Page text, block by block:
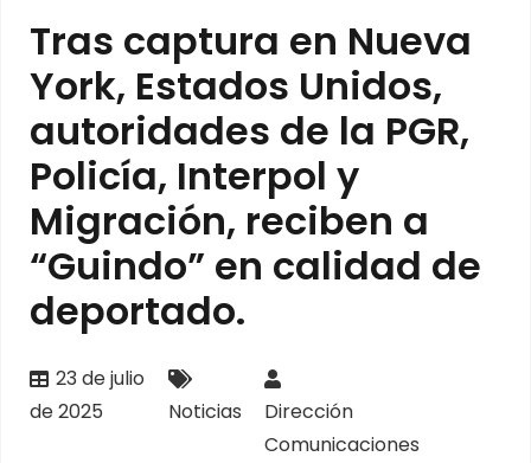
Tras captura en Nueva
York, Estados Unidos,
autoridades de la PGR,
Policía, Interpol y
Migración, reciben a
“Guindo” en calidad de
deportado.
23 de julio
de 2025
Noticias
Dirección
Comunicaciones